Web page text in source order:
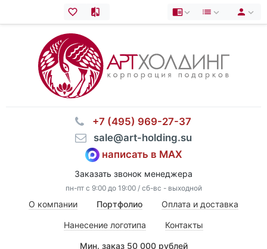
⠀+7 (495) 969-27-37
⠀sale@art-holding.su
написать в MAX
Заказать звонок менеджера
пн-пт с 9:00 до 19:00 / сб-вс - выходной
О компании Портфолио Оплата и доставка
Нанесение логотипа Контакты
Мин. заказ 50 000 рублей